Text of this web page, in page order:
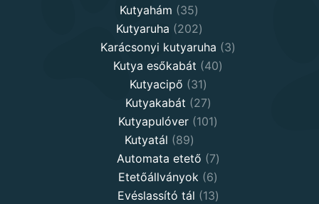
Kutyahám 3535
products
Kutyaruha 202202
products
Karácsonyi kutyaruha 33
Kutya esőkabát 4040
Kutyacipő 3131
products
Kutyakabát 2727
products
Kutyapulóver 101101
Kutyatál 8989
products
Automata etető 77
products
Etetőállványok 66
products
Evéslassító tál 1313